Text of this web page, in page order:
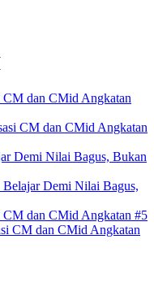
dan CMid Angkatan
CM dan CMid Angkatan
Demi Nilai Bagus, Bukan
Belajar Demi Nilai Bagus,
dan CMid Angkatan #5
CM dan CMid Angkatan